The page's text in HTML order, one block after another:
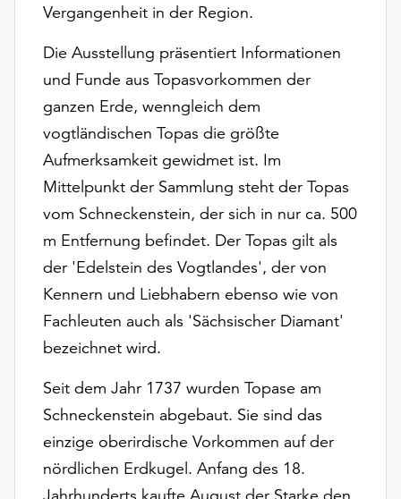
Weitere
finden
unserer
Datenschutzerklärung
oder
dem
Impressum
Vergangenheit in der Region.
Die Ausstellung präsentiert Informationen
und Funde aus Topasvorkommen der
ganzen Erde, wenngleich dem
vogtländischen Topas die größte
Aufmerksamkeit gewidmet ist. Im
Mittelpunkt der Sammlung steht der Topas
vom Schneckenstein, der sich in nur ca. 500
m Entfernung befindet. Der Topas gilt als
der 'Edelstein des Vogtlandes', der von
Kennern und Liebhabern ebenso wie von
Fachleuten auch als 'Sächsischer Diamant'
bezeichnet wird.
Seit dem Jahr 1737 wurden Topase am
Schneckenstein abgebaut. Sie sind das
einzige oberirdische Vorkommen auf der
nördlichen Erdkugel. Anfang des 18.